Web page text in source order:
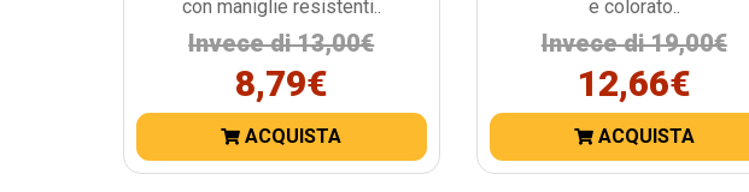
con maniglie resistenti..
Invece di 13,00€
8,79€
ACQUISTA
e colorato..
Invece di 19,00€
12,66€
ACQUISTA